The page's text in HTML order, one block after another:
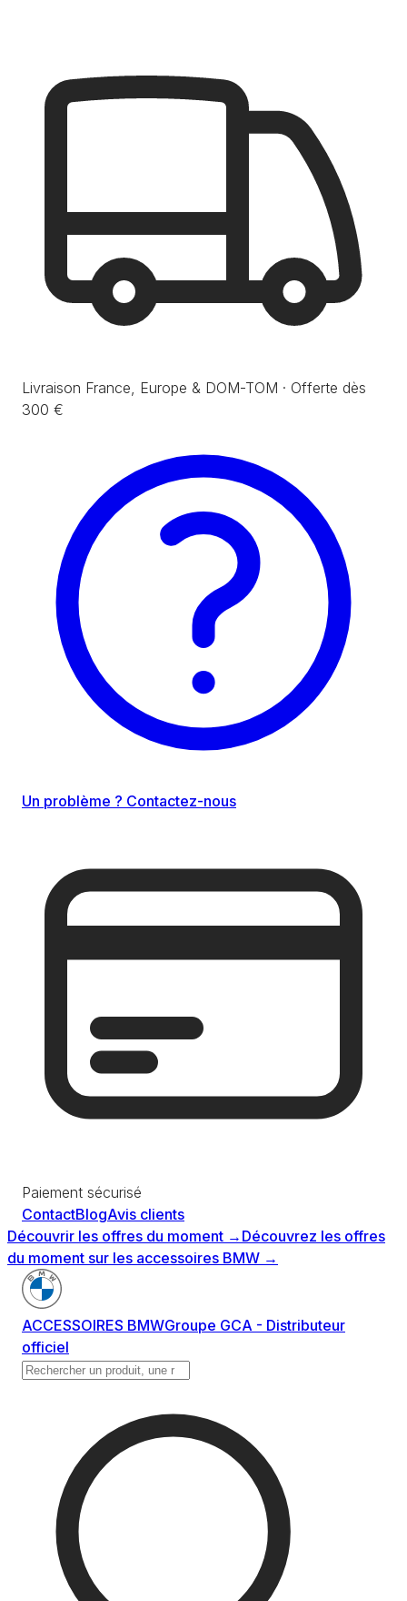
Livraison France, Europe & DOM-TOM · Offerte dès
300 €
Un problème ? Contactez-nous
Paiement sécurisé
ContactBlogAvis clients
Découvrir les offres du moment → Découvrez les offres
du moment sur les accessoires BMW →
ACCESSOIRES BMWGroupe GCA - Distributeur
officiel